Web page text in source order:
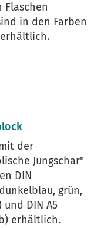
Flaschen
in den Farben
der
Jungschar"
DIN
grün,
DIN A5
erhältlich.